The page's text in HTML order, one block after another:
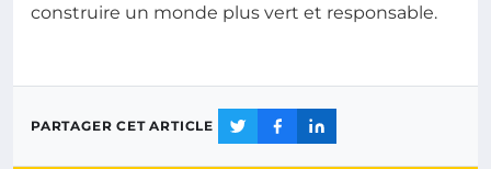
construire un monde plus vert et responsable.
PARTAGER CET ARTICLE